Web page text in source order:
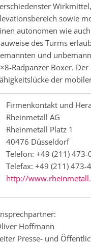
sowie
autonomen wie
des Turms
und
Radpanzer Boxer.
der
Firmenkontakt und
Rheinmetall AG
Rheinmetall Platz 1
40476 Düsseldorf
Telefon: +49 (211) 473-
Telefax: +49 (211) 473-
http://
Hoffmann
Presse- und